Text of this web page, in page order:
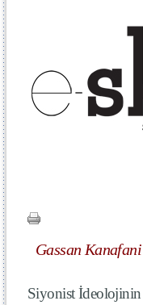
Gassan Kanafani
Siyonist İdeolojinin